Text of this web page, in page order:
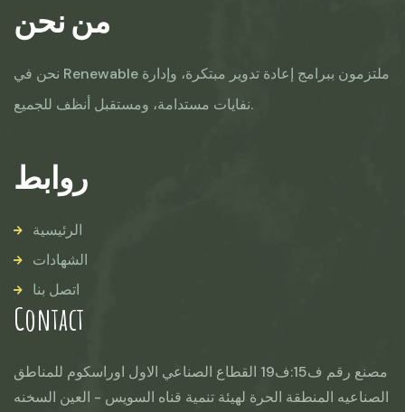
من نحن
نحن في Renewable ملتزمون ببرامج إعادة تدوير مبتكرة، وإدارة
نفايات مستدامة، ومستقبل أنظف للجميع.
روابط
الرئيسية
الشهادات
اتصل بنا
Contact
مصنع رقم ف15:ف19 القطاع الصناعي الاول اوراسكوم للمناطق
الصناعيه المنطقة الحرة لهيئة تنمية قناه السويس - العين السخنه